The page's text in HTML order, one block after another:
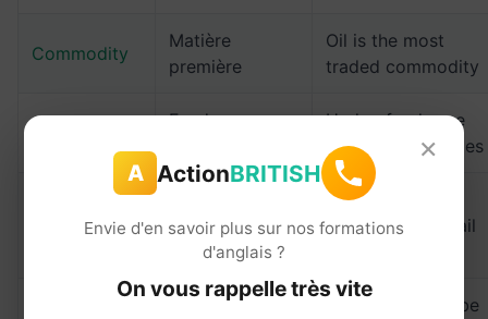
Commodity
Matière
première
Oil is the most
traded commodity
Fonds
Hedge funds use
complex strategies
Mutual fund
de placement
Mutual funds are
popular with retail
Derivatives can be
×
A ActionBRITISH
Envie d'en savoir plus sur nos formations
d'anglais ?
On vous rappelle très vite